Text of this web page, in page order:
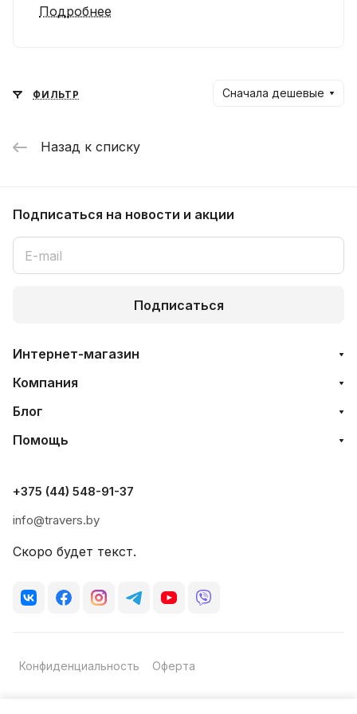
Подробнее
ФИЛЬТР Сначала дешевые
Назад к списку
Подписаться на новости и акции
Подписаться
Интернет-магазин
Компания
Блог
Помощь
+375 (44) 548-91-37
info@travers.by
Скоро будет текст.
Конфиденциальность Оферта